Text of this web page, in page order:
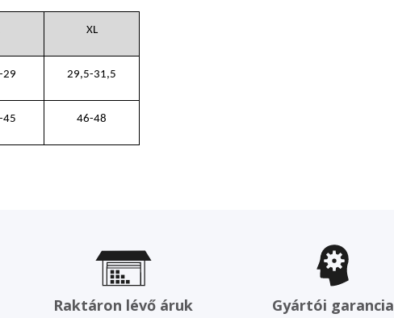
XL
29 29,5-31,5
45 46-48
Raktáron lévő áruk Gyártói garancia